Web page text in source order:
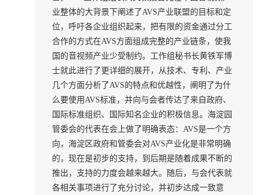
业整体的大背景下阐述了AVS产业联盟的目标和定
位，呼吁各企业组织起来，把有限的资金通过分工
合作的方式在AVS方面组成完整的产业链条，使我
国的音视频产业少受制约。工作组秘书长黄铁军博
士就此进行了更详细的展开，从技术、专利、产业
几个方面分析了AVS的特点和优越性，阐明了为什
么要使用AVS标准，并向与会者传达了来自政府、
国际标准组织、国际知名企业的积极信息。海淀园
管委会的代表在会上做了明确表态：AVS是一个方
向，海淀区政府和管委会对AVS产业化是非常明确
的，现在是初步的支持，到后期是随着成果不断的
推出，支持的力度会越来越大。随后，与会代表就
各相关事项进行了充分讨论，并初步达成一致意